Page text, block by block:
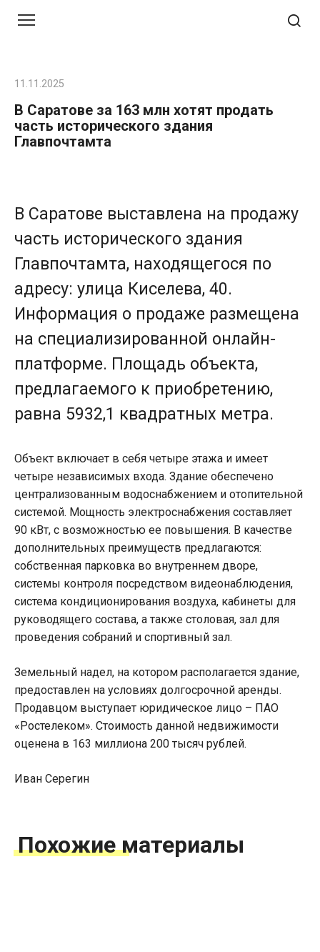
11.11.2025
В Саратове за 163 млн хотят продать
часть исторического здания
Главпочтамта
В Саратове выставлена на продажу
часть исторического здания
Главпочтамта, находящегося по
адресу: улица Киселева, 40.
Информация о продаже размещена
на специализированной онлайн-
платформе. Площадь объекта,
предлагаемого к приобретению,
равна 5932,1 квадратных метра.
Объект включает в себя четыре этажа и имеет
четыре независимых входа. Здание обеспечено
централизованным водоснабжением и отопительной
системой. Мощность электроснабжения составляет
90 кВт, с возможностью ее повышения. В качестве
дополнительных преимуществ предлагаются:
собственная парковка во внутреннем дворе,
системы контроля посредством видеонаблюдения,
система кондиционирования воздуха, кабинеты для
руководящего состава, а также столовая, зал для
проведения собраний и спортивный зал.
Земельный надел, на котором располагается здание,
предоставлен на условиях долгосрочной аренды.
Продавцом выступает юридическое лицо – ПАО
«Ростелеком». Стоимость данной недвижимости
оценена в 163 миллиона 200 тысяч рублей.
Иван Серегин
Похожие материалы